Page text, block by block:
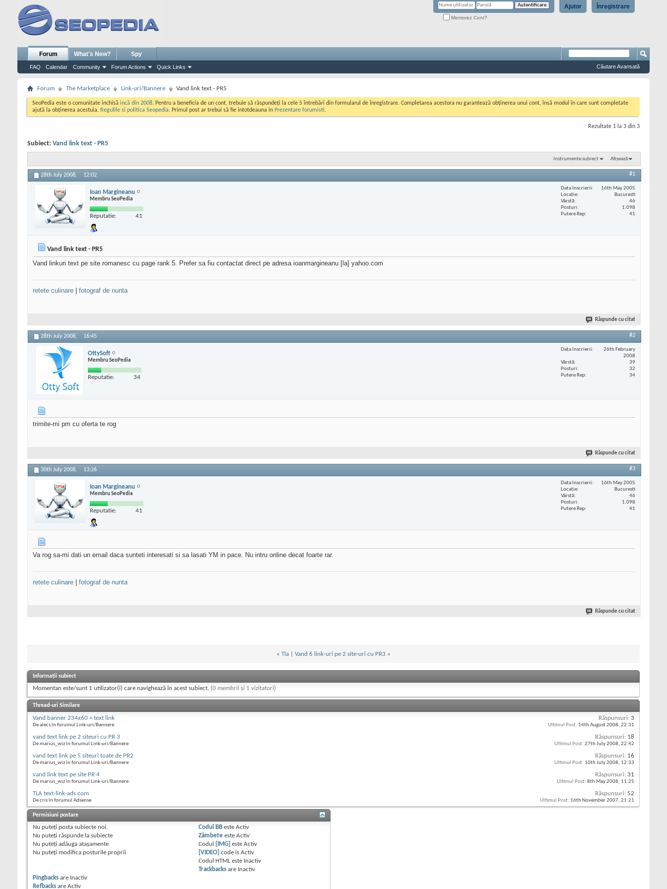
Înregistrare
Ajutor
Memorez Cont?
Forum
FAQ Calendar Community Forum Actions Quick Links
What's New? Spy
Căutare Avansată
Forum The Marketplace Link-uri/Bannere Vand link text - PR5
SeoPedia este o comunitate inchisă incă din 2008. Pentru a beneficia de un cont, trebuie să răspundeți la cele 5 întrebări din formularul de înregistrare. Completarea acestora nu garantează obținerea unui cont, însă modul în care sunt completate
ajută la obținerea acestuia. Regulile si politica Seopedia. Primul post ar trebui să fie intotdeauna in Prezentare forumisti.
Rezultate 1 la 3 din 3
Subiect: Vand link text - PR5
Instrumente subiect Afișează
28th July 2008, 12:02 #1
Ioan Margineanu
Membru SeoPedia
Reputatie: 41
Data înscrierii
16th May 2005
Locaţie
Bucuresti
Vârstă
46
Posturi
1.098
Putere Rep
41
Vand link text - PR5
Vand linkuri text pe site romanesc cu page rank 5. Prefer sa fiu contactat direct pe adresa ioanmargineanu [la] yahoo.com
retete culinare fotograf de nunta
Răspunde cu citat
28th July 2008, 16:45 #2
OttySoft
Membru SeoPedia
Reputatie: 34
Data înscrierii
26th February
2008
Vârstă
39
Posturi
32
Putere Rep
34
trimite-mi pm cu oferta te rog
Răspunde cu citat
30th July 2008, 13:26 #3
Ioan Margineanu
Membru SeoPedia
Reputatie: 41
Data înscrierii
16th May 2005
Locaţie
Bucuresti
Vârstă
46
Posturi
1.098
Putere Rep
41
Va rog sa-mi dati un email daca sunteti interesati si sa lasati YM in pace. Nu intru online decat foarte rar.
retete culinare fotograf de nunta
Răspunde cu citat
« Tla Vand 6 link-uri pe 2 site-uri cu PR3 »
Informații subiect
Momentan este/sunt 1 utilizator(i) care navighează în acest subiect. (0 membrii și 1 vizitatori)
Thread-uri Similare
Vand banner 234x60 + text link
De alecs în forumul Link-uri/Bannere
Răspunsuri: 3
Ultimul Post: 14th August 2008, 22:31
vand text link pe 2 siteuri cu PR 3
De marius_wiz în forumul Link-uri/Bannere
Răspunsuri: 18
Ultimul Post: 27th July 2008, 22:42
vand text link pe 5 siteuri toate de PR2
De marius_wiz în forumul Link-uri/Bannere
Răspunsuri: 16
Ultimul Post: 10th July 2008, 12:33
vand link text pe site PR 4
De marius_wiz în forumul Link-uri/Bannere
Răspunsuri: 31
Ultimul Post: 8th May 2008, 11:25
TLA text-link-ads.com
De cris în forumul Adsense
Răspunsuri: 52
Ultimul Post: 16th November 2007, 21:21
Permisiuni postare
Nu puteţi posta subiecte noi.
Nu puteţi răspunde la subiecte
Nu puteţi adăuga ataşamente
Nu puteţi modifica posturile proprii
Codul BB esteActiv
Zâmbete esteActiv
Codul
[IMG] esteActiv
[VIDEO] code isActiv
Codul HTML este Inactiv
Trackbacks are Inactiv
Pingbacks are Inactiv
Refbacks are Activ